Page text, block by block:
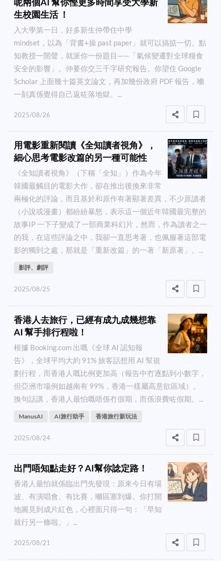
生校園生活 ！
入大學第一日，好多新生仲帶住中學
mindset，以為「背書+操 past paper」就可以搞掂一切。點
知教授一開聲，就派你一份題目——「氣候變遷對全球糧食
安全的影響」。仲要你交三千字研究報告。你望住 Google
Scholar 上面幾十篇英文論文，再加幾份政府 PDF 報告，嗰
一刻真係覺得自己返咗落地獄。...
2025/08/26
用電影重新閱讀《全知讀者視角》，
細心思考電影改篇的另一種可能性
《全知讀者視角》（下稱「全知」）作為今年
韓國最觸目的電影大作，卻在推出後換來非常
兩極化的評論，而且基於和原作有著顯著差異，不少原讀者
（小說或漫畫）都紛紛暴怒，表示這一個近年韓國最完整的
故事IP 一下子變成了一部商業科幻片，然而，作為讀者之一
的我，在這些評論之中，我卻一直思考著，也佩服著這部電
影的獨到之處，那就是「重新改篇」的一著「新原著」。...
影評、劇評
2025/08/25
香港人去旅行，已經有成九成幾想靠
AI 幫手排行程啦！
根據 Booking.com 出嘅《全球 AI 認知報
告》，全球平均大約 91% 旅客話想用 AI 幫規
劃行程，而香港人嘅比例更加高（報告中冇逐點到小數字，
但亞洲市場例如越南有 99%，香港一樣屬高意欲區域）。
換句話講，香港人最怕嘅唔係冇假期，而係浪費咗假期。...
ManusAI AI旅行助手 香港旅行新玩法
2025/08/24
出門唔知點走好？AI幫你諗定路！
香港人最怕就係臨出門先發現：原來今日有場
波、有演唱會、有比賽，嗰區塞到爆。你打開
地圖見到成片紅色，心裡面只得一句：「早知
就行另一條啦。」...
2025/08/21